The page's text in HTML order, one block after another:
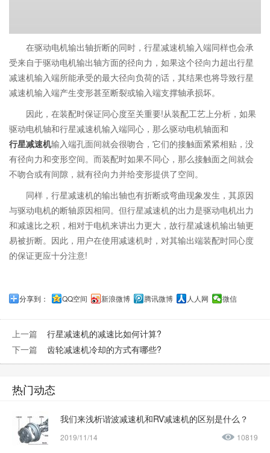
在驱动电机输出轴折断的同时，行星减速机输入端同样也会承
受来自于驱动电机输出轴方面的径向力，如果这个径向力超出行星
减速机输入端所能承受的最大径向负荷的话，其结果也将导致行星
减速机输入端产生变形甚至断裂或输入端支撑轴承损坏。
因此，在装配时保证同心度至关重要!从装配工艺上分析，如果
驱动电机轴和行星减速机输入端同心，那么驱动电机轴面和
行星减速机输入端孔面间就会很吻合，它们的接触面紧紧相贴，没
有径向力和变形空间。而装配时如果不同心，那么接触面之间就会
不吻合或有间隙，就有径向力并给变形提供了空间。
同样，行星减速机的输出轴也有折断或弯曲现象发生，其原因
与驱动电机的断轴原因相同。但行星减速机的出力是驱动电机出力
和减速比之积，相对于电机来讲出力更大，故行星减速机输出轴更
易被折断。因此，用户在使用减速机时，对其输出端装配时同心度
的保证更应十分注意!
分享到： QQ空间 新浪微博 腾讯微博 人人网 微信
上一篇 行星减速机的减速比如何计算?
下一篇 齿轮减速机冷却的方式有哪些?
热门动态
我们来浅析谐波减速机和RV减速机的区别是什么？
2019/11/14 10819